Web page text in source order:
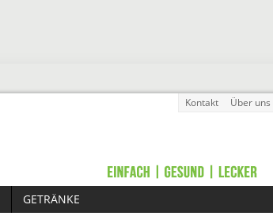
Kontakt Über uns
GETRÄNKE